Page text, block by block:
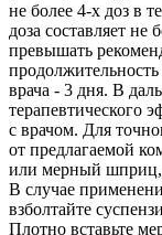
не более 4-х доз в
доза составляет не
превышать
врача - 3 дня. В
терапевтического
с врачом. Для
от предлагаемой
или мерный
В случае
взболтайте
Плотно вставьте